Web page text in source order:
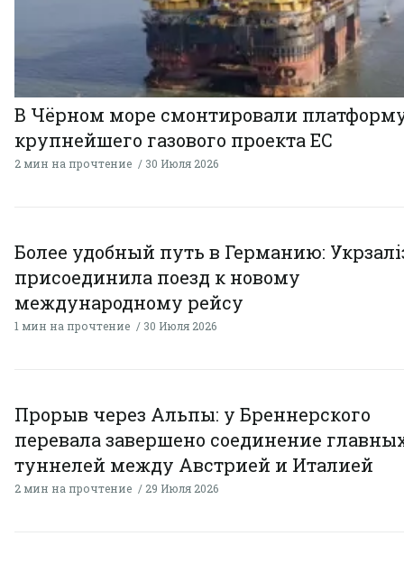
В Чёрном море смонтировали
крупнейшего газового проекта ЕС
2 мин на прочтение 30 Июля 2026
Более удобный путь в Германию:
присоединила поезд к новому
международному рейсу
1 мин на прочтение 30 Июля 2026
Прорыв через Альпы: у Бреннерского
перевала завершено соединение
туннелей между Австрией и Италией
2 мин на прочтение 29 Июля 2026